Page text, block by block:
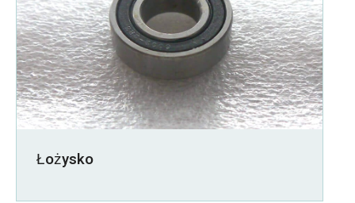
Łożysko